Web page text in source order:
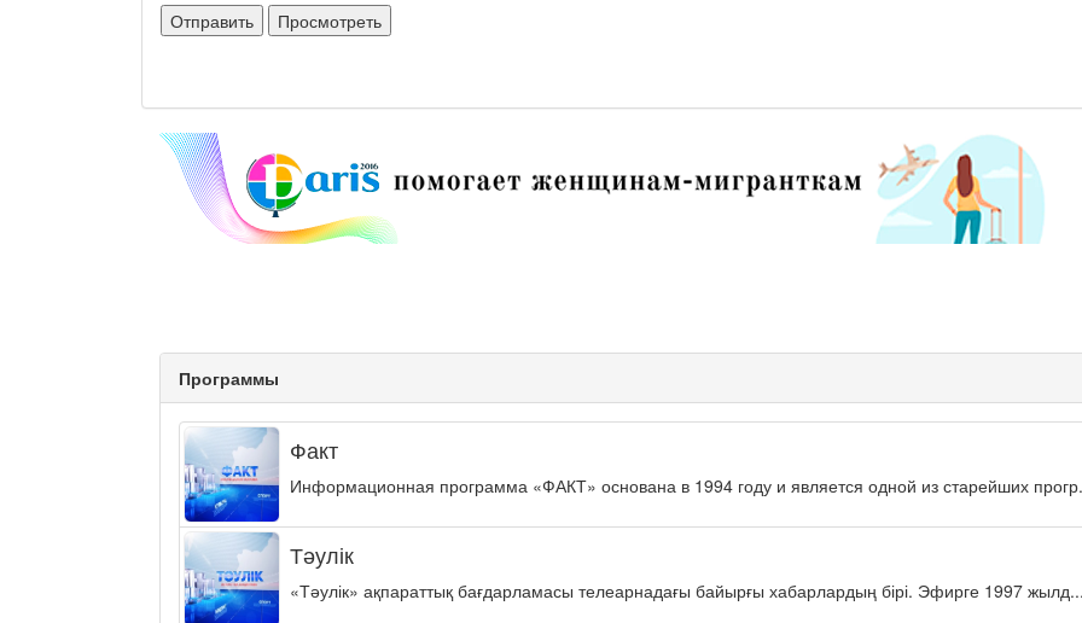
Программы
Факт
Информационная программа «ФАКТ» основана в 1994 году и является одной из старейших
Тәулік
«Тәулік» ақпараттық бағдарламасы телеарнадағы байырғы хабарлардың бірі. Эфирге 1997 жылд...